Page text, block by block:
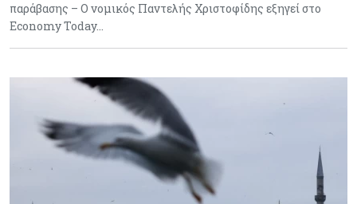
παράβασης – Ο νομικός Παντελής Χριστοφίδης εξηγεί στο
Economy Today…